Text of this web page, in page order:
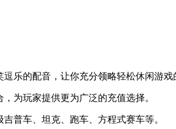
乐的配音，让你充分领略轻松休闲游戏
为玩家提供更为广泛的充值选择。
普车、坦克、跑车、方程式赛车等。